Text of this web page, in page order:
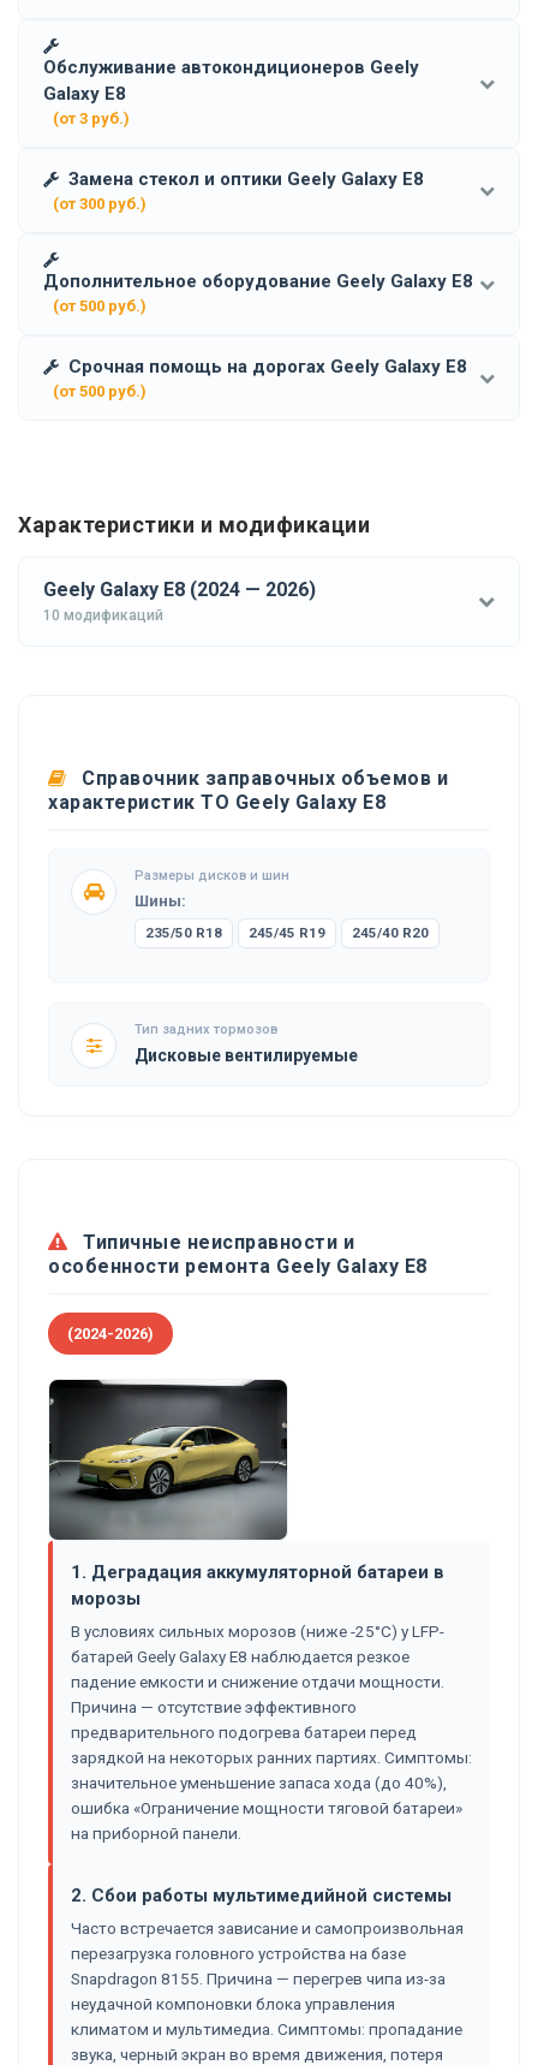
Обслуживание автокондиционеров Geely
Galaxy E8
(от 3 руб.)
Замена стекол и оптики Geely Galaxy E8
(от 300 руб.)
Дополнительное оборудование Geely Galaxy E8
(от 500 руб.)
Срочная помощь на дорогах Geely Galaxy E8
(от 500 руб.)
Характеристики и модификации
Geely Galaxy E8 (2024 — 2026)
10 модификаций
Справочник заправочных объемов и
характеристик ТО Geely Galaxy E8
Размеры дисков и шин
Шины:
235/50 R18 245/45 R19 245/40 R20
Тип задних тормозов
Дисковые вентилируемые
Типичные неисправности и
особенности ремонта Geely Galaxy E8
(2024-2026)
1. Деградация аккумуляторной батареи в
морозы
В условиях сильных морозов (ниже -25°C) у LFP-
батарей Geely Galaxy E8 наблюдается резкое
падение емкости и снижение отдачи мощности.
Причина — отсутствие эффективного
предварительного подогрева батареи перед
зарядкой на некоторых ранних партиях. Симптомы:
значительное уменьшение запаса хода (до 40%),
ошибка «Ограничение мощности тяговой батареи»
на приборной панели.
2. Сбои работы мультимедийной системы
Часто встречается зависание и самопроизвольная
перезагрузка головного устройства на базе
Snapdragon 8155. Причина — перегрев чипа из-за
неудачной компоновки блока управления
климатом и мультимедиа. Симптомы: пропадание
звука, черный экран во время движения, потеря